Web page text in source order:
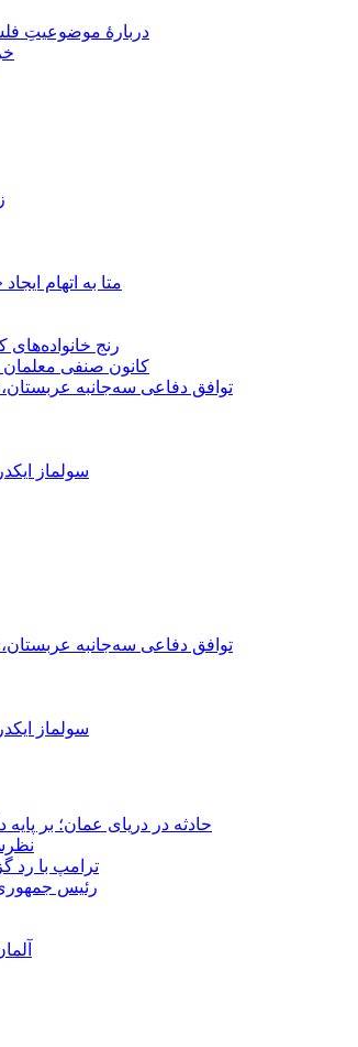
دربارهٔ موضوعیتِ
متا به اتهام ایجاد
رنج
کانون صنفی معلمان
توافق دفاعی سه‌جانبه
سولماز
توافق دفاعی سه‌جانبه
سولماز
حادثه در دریای عمان؛ بر
ترامپ با رد
رئیس‌